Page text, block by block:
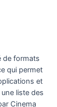
de formats
qui permet
et
liste des
Cinema